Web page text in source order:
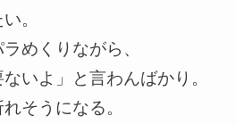
。
めくりながら、
いよ」と言わんばかり。
そうになる。